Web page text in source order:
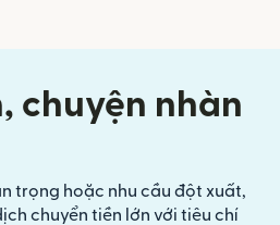
chuyện nhàn
trọng hoặc nhu cầu đột xuất,
chuyển tiền lớn với tiêu chí